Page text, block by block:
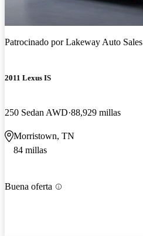
Patrocinado porLakeway Auto Sales
2011 Lexus IS
250 Sedan AWD 88,929 millas
Morristown, TN
84 millas
Buena oferta